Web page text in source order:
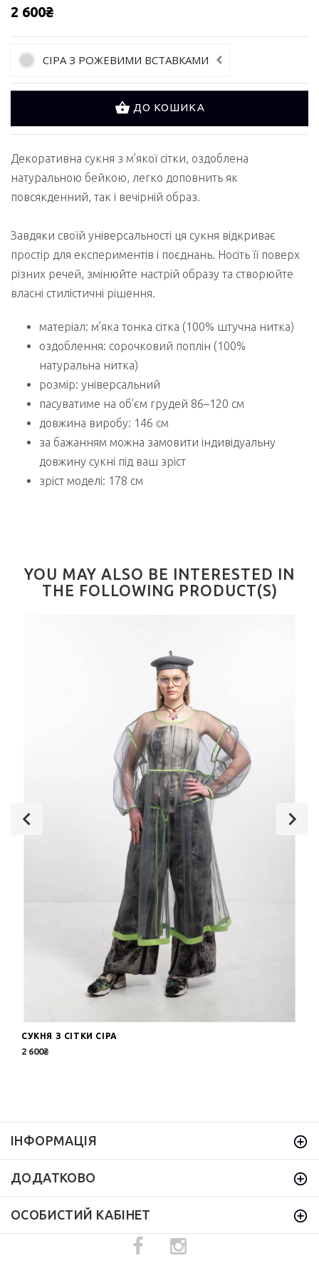
2 600₴
СІРА З РОЖЕВИМИ ВСТАВКАМИ
ДО КОШИКА
Декоративна сукня з м’якої сітки, оздоблена
натуральною бейкою, легко доповнить як
повсякденний, так і вечірній образ.
Завдяки своїй універсальності ця сукня відкриває
простір для експериментів і поєднань. Носіть її поверх
різних речей, змінюйте настрій образу та створюйте
власні стилістичні рішення.
матеріал: м’яка тонка сітка (100% штучна нитка)
оздоблення: сорочковий поплін (100%
натуральна нитка)
розмір: універсальний
пасуватиме на об’єм грудей 86–120 см
довжина виробу: 146 см
за бажанням можна замовити індивідуальну
довжину сукні під ваш зріст
зріст моделі: 178 см
YOU MAY ALSO BE INTERESTED IN
THE FOLLOWING PRODUCT(S)
СУКНЯ З СІТКИ СІРА
2 600₴
ІНФОРМАЦІЯ
ДОДАТКОВО
ОСОБИСТИЙ КАБІНЕТ